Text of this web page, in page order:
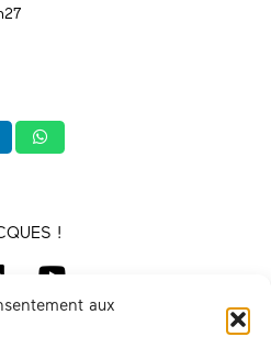
aux
!